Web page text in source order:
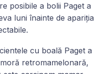
posibile a bolii Paget a
luni înainte de apariția
cu boală Paget a
retromamelonară,